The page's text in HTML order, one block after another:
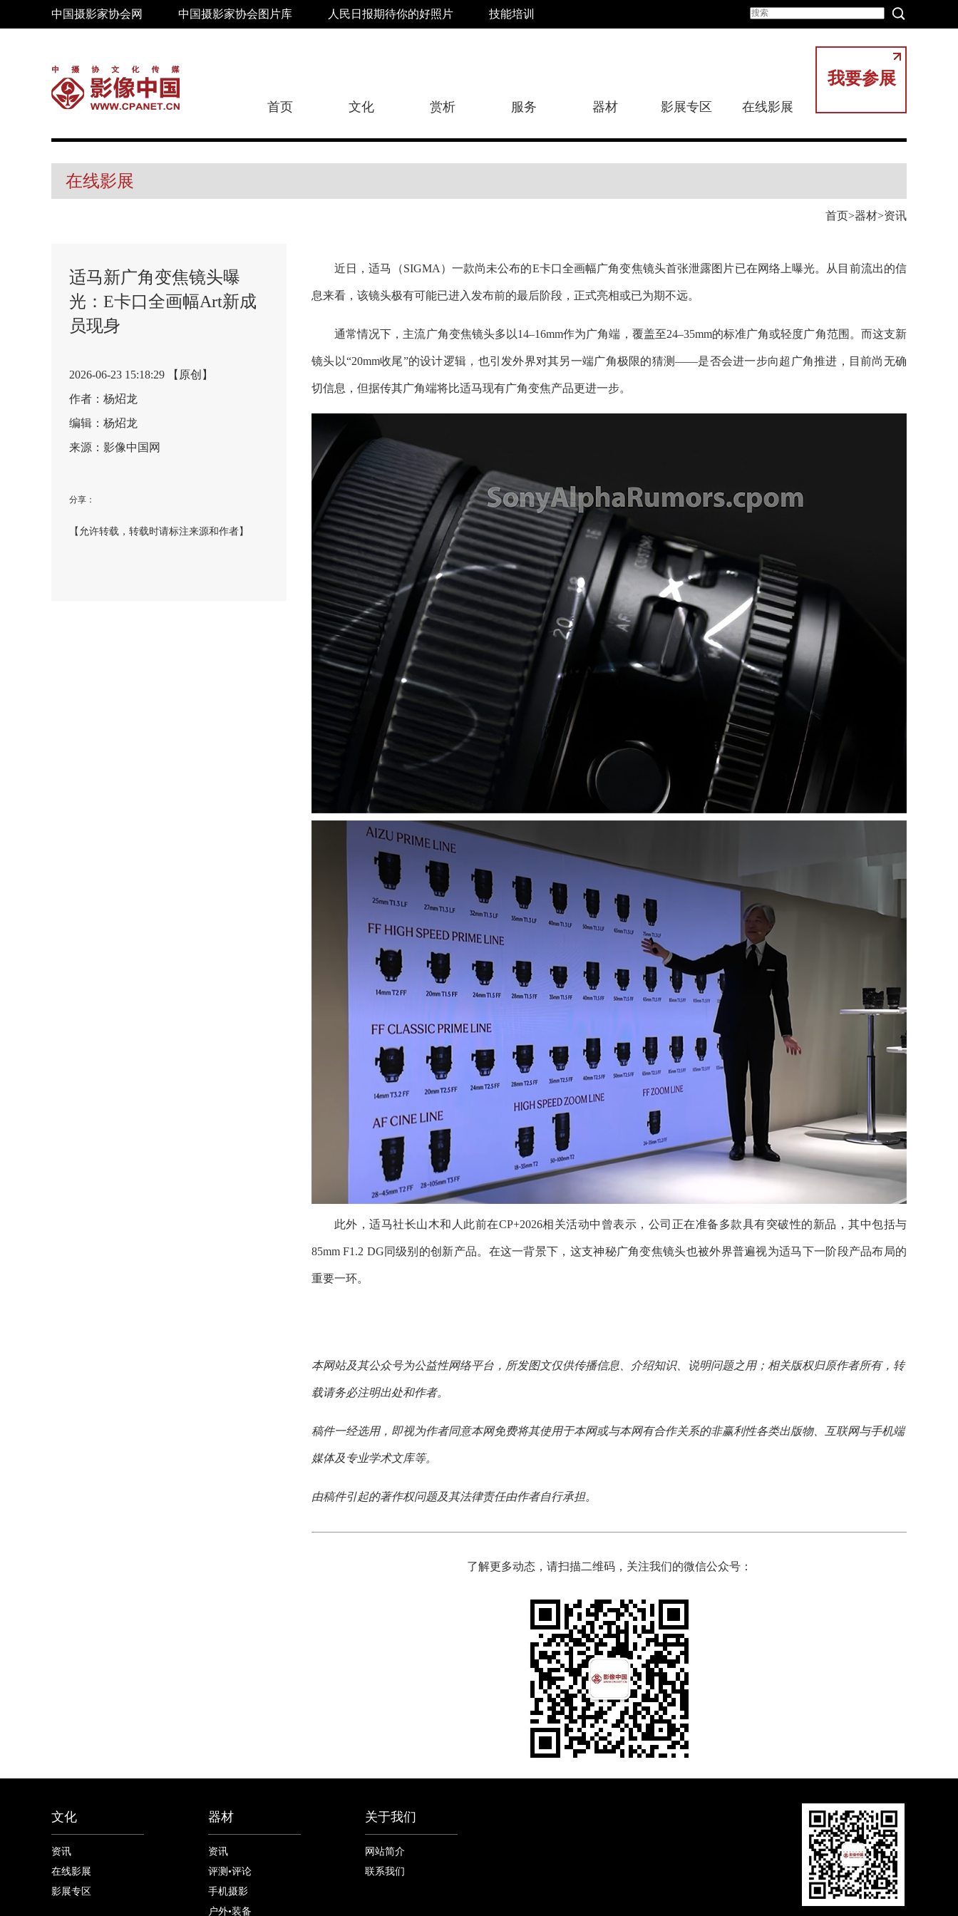
中国摄影家协会网 中国摄影家协会图片库 人民日报期待你的好照片 技能培训
我要参展
首页 文化 赏析 服务 器材 影展专区 在线影展
在线影展
首页 器材 资讯
适马新广角变焦镜头曝
光：E卡口全画幅Art新成
员现身
2026-06-23 15:18:29 【原创】
作者：杨炤龙
编辑：杨炤龙
来源：影像中国网
分享：
【允许转载，转载时请标注来源和作者】
近日，适马（SIGMA）一款尚未公布的E卡口全画幅广角变焦镜头首张泄露图片已在网络上曝光。从目前流出的信
息来看，该镜头极有可能已进入发布前的最后阶段，正式亮相或已为期不远。
通常情况下，主流广角变焦镜头多以14–16mm作为广角端，覆盖至24–35mm的标准广角或轻度广角范围。而这支新
镜头以“20mm收尾”的设计逻辑，也引发外界对其另一端广角极限的猜测——是否会进一步向超广角推进，目前尚无确
切信息，但据传其广角端将比适马现有广角变焦产品更进一步。
此外，适马社长山木和人此前在CP+2026相关活动中曾表示，公司正在准备多款具有突破性的新品，其中包括与
85mm F1.2 DG同级别的创新产品。在这一背景下，这支神秘广角变焦镜头也被外界普遍视为适马下一阶段产品布局的
重要一环。
本网站及其公众号为公益性网络平台，所发图文仅供传播信息、介绍知识、说明问题之用；相关版权归原作者所有，转
载请务必注明出处和作者。
稿件一经选用，即视为作者同意本网免费将其使用于本网或与本网有合作关系的非赢利性各类出版物、互联网与手机端
媒体及专业学术文库等。
由稿件引起的著作权问题及其法律责任由作者自行承担。
了解更多动态，请扫描二维码，关注我们的微信公众号：
文化
资讯
在线影展
影展专区
器材
资讯
评测•评论
手机摄影
户外•装备
关于我们
网站简介
联系我们